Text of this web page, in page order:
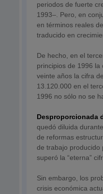
periodos de fuerte
1993–. Pero, en
en términos reales
traducido en
De hecho, en el
principios de 1996
veinte años la cifra
13.120.000 en el
1996 no sólo no se
Desproporcionada
quedó diluida
de reformas
de trabajo producido
superó la “eterna”
Sin embargo, los
crisis económica